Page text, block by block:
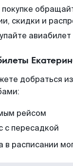
скидки и
добраться
рейсом
с пересадкой
в расписании